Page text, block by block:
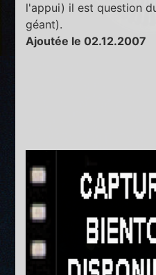
l'appui) il est question
géant).
Ajoutée le 02.12.2007